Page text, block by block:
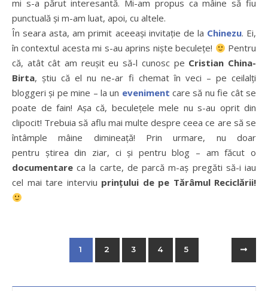
mi s-a părut interesantă. Mi-am propus ca mâine să fiu
punctuală și m-am luat, apoi, cu altele.
În seara asta, am primit aceeași invitație de la Chinezu. Ei,
în contextul acesta mi s-au aprins niște beculețe!
Pentru
că, atât cât am reușit eu să-l cunosc pe Cristian China-
Birta, știu că el nu ne-ar fi chemat în veci – pe ceilalți
bloggeri și pe mine – la un eveniment care să nu fie cât se
poate de fain! Așa că, beculețele mele nu s-au oprit din
clipocit! Trebuia să aflu mai multe despre ceea ce are să se
întâmple mâine dimineață! Prin urmare, nu doar
pentru știrea din ziar, ci și pentru blog – am făcut o
documentare ca la carte, de parcă m-aș pregăti să-i iau
cel mai tare interviu prințului de pe Tărâmul Reciclării!
1 2 3 4 5